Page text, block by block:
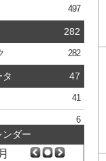
497
282
282
47
41
6
ンダー